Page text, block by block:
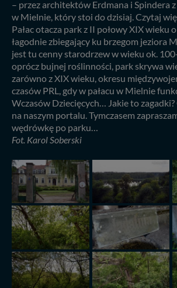
– przez architektów Erdmana i Spindera z
w Mielnie, który stoi do dzisiaj. Czytaj
Pałac otacza park z II połowy XIX wieku o
łagodnie zbiegający ku brzegom jeziora
jest tu cenny starodrzew w wieku ok.
oprócz bujnej roślinności, park skrywa
zarówno z XIX wieku, okresu
czasów PRL, gdy w pałacu w Mielnie
Wczasów Dziecięcych… Jakie to
na naszym portalu. Tymczasem
wędrówkę po parku…
Fot. Karol Soberski